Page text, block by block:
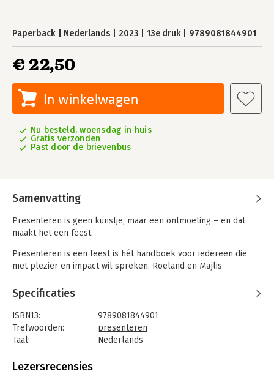
Paperback Nederlands 2023 13e druk 9789081844901
€ 22,50
In winkelwagen
Nu besteld, woensdag in huis
Gratis verzonden
Past door de brievenbus
Samenvatting
Presenteren is geen kunstje, maar een ontmoeting – en dat
maakt het een feest.
Presenteren is een feest is hét handboek voor iedereen die
met plezier en impact wil spreken. Roeland en Majlis
écht contact maken met je publiek. De 13e herziene editie staat
vol praktische tips, inspirerende voorbeelden en oefeningen.
Zo leer je jouw kernboodschap helder overbrengen,
storytelling inzetten en spanning ombuigen naar kracht.
Presenteren doe je vanuit je hart én je hoofd – en zo wordt elk
Of je nu voor een klein team staat of een volle zaal
Specificaties
ISBN13:
9789081844901
Trefwoorden:
presenteren
Taal:
Nederlands
Aantal pagina's:
Lezersrecensies